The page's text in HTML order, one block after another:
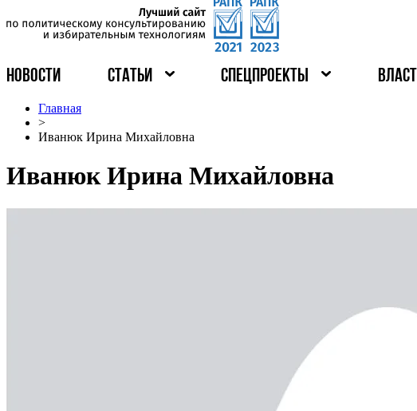
НОВОСТИ СТАТЬИ СПЕЦПРОЕКТЫ
Главная
>
Иванюк Ирина Михайловна
Иванюк Ирина Михайловна